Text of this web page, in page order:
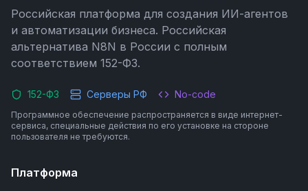
Российская платформа для создания ИИ-агентов
и автоматизации бизнеса. Российская
альтернатива N8N в России с полным
соответствием 152-ФЗ.
152-ФЗ Серверы РФ No-code
Программное обеспечение распространяется в виде интернет-
сервиса, специальные действия по его установке на стороне
пользователя не требуются.
Платформа